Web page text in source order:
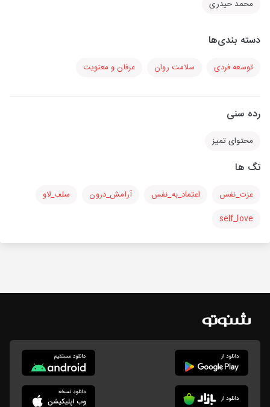
محمد حیدری
دسته بندی‌ها
توسعه فردی سلامت روان عرفان و معنویت
رده سنی
محتوای تمیز
تگ ها
عزت_نفس اعتماد_به_نفس آرامش_درون
سلف_لاو
self_love